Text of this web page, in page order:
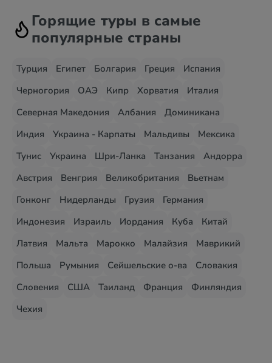
Горящие туры в самые
популярные страны
Турция Египет Болгария Греция
Испания
Черногория
ОАЭ Кипр Хорватия
Италия
Северная Македония
Албания
Доминикана
Индия
Украина - Карпаты Мальдивы
Мексика
Тунис
Украина Шри-Ланка Танзания
Андорра
Австрия
Венгрия Великобритания
Вьетнам
Гонконг
Нидерланды Грузия
Германия
Индонезия
Израиль Иордания Куба
Китай
Латвия
Мальта Марокко Малайзия
Маврикий
Польша
Румыния Сейшельские о-ва
Словакия
Словения
США Таиланд Франция
Финляндия
Чехия